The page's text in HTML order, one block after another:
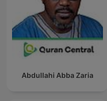
Abdullahi Abba Zaria